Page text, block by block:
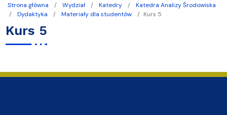
Strona główna Wydział Katedry
Katedra Analizy Środowiska
Dydaktyka
Materiały dla studentów Kurs 5
Kurs 5